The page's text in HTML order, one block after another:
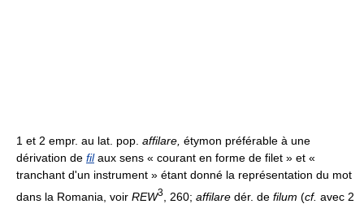
1 et 2 empr. au lat. pop. affilare, étymon préférable à une
dérivation de filaux sens « courant en forme de filet » et «
tranchant d'un instrument » étant donné la représentation du mot
dans la Romania, voir REW3 , 260; affilare dér. de filum (cf. avec 2